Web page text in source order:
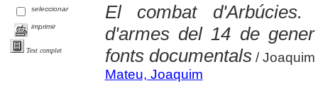
seleccionar
imprimir
Text complet
El combat
d'armes del 14 de
fonts documentals/ Joaquim
Mateu, Joaquim